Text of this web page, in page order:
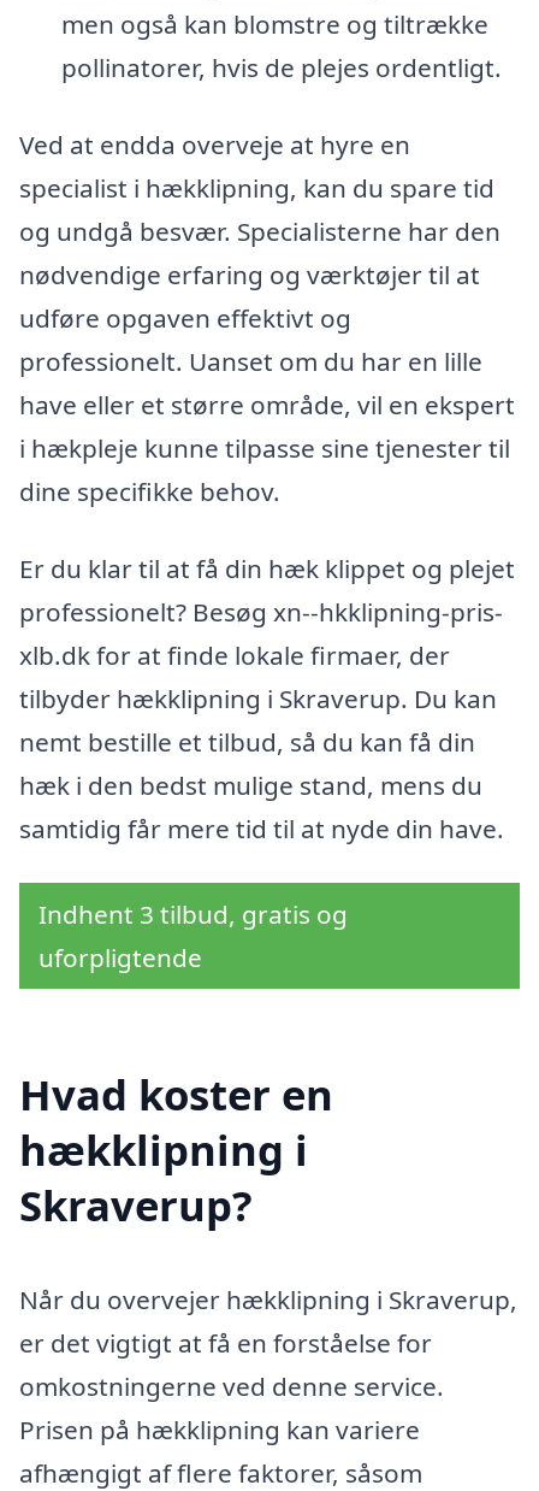
men også kan blomstre og tiltrække
pollinatorer, hvis de plejes ordentligt.
Ved at endda overveje at hyre en
specialist i hækklipning, kan du spare tid
og undgå besvær. Specialisterne har den
nødvendige erfaring og værktøjer til at
udføre opgaven effektivt og
professionelt. Uanset om du har en lille
have eller et større område, vil en ekspert
i hækpleje kunne tilpasse sine tjenester til
dine specifikke behov.
Er du klar til at få din hæk klippet og plejet
professionelt? Besøg xn--hkklipning-pris-
xlb.dk for at finde lokale firmaer, der
tilbyder hækklipning i Skraverup. Du kan
nemt bestille et tilbud, så du kan få din
hæk i den bedst mulige stand, mens du
samtidig får mere tid til at nyde din have.
Indhent 3 tilbud, gratis og
uforpligtende
Hvad koster en
hækklipning i
Skraverup?
Når du overvejer hækklipning i Skraverup,
er det vigtigt at få en forståelse for
omkostningerne ved denne service.
Prisen på hækklipning kan variere
afhængigt af flere faktorer, såsom